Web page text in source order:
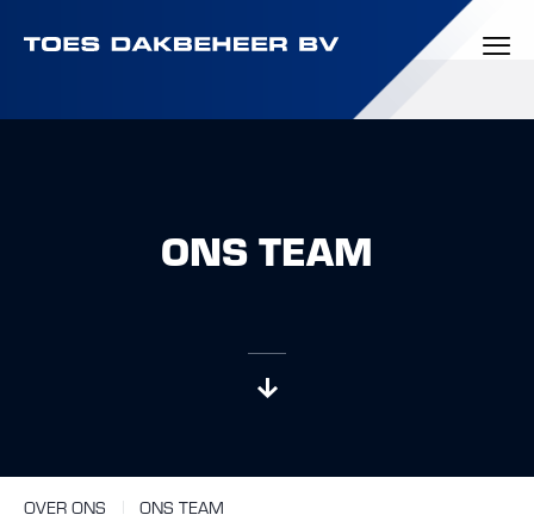
ONS TEAM
OVER ONS ONS TEAM